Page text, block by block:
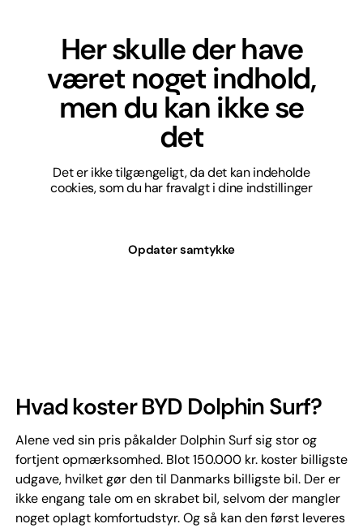
Her skulle der have
været noget indhold,
men du kan ikke se
det
Det er ikke tilgængeligt, da det kan indeholde
cookies, som du har fravalgt i dine indstillinger
Opdater samtykke
Hvad koster BYD Dolphin Surf?
Alene ved sin pris påkalder Dolphin Surf sig stor og
fortjent opmærksomhed. Blot 150.000 kr. koster billigste
udgave, hvilket gør den til Danmarks billigste bil. Der er
ikke engang tale om en skrabet bil, selvom der mangler
noget oplagt komfortudstyr. Og så kan den først leveres